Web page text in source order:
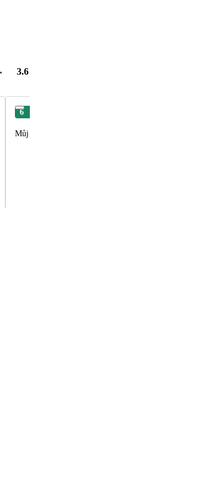
3.6
6
Můj výběr dovolené byl odpočinkový a tudíž splňoval